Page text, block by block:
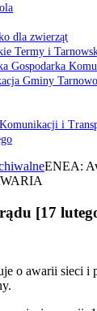
dla zwierząt
Termy i
Gospodarka
Gminy
i
ENEA:
[17
o awarii sieci i